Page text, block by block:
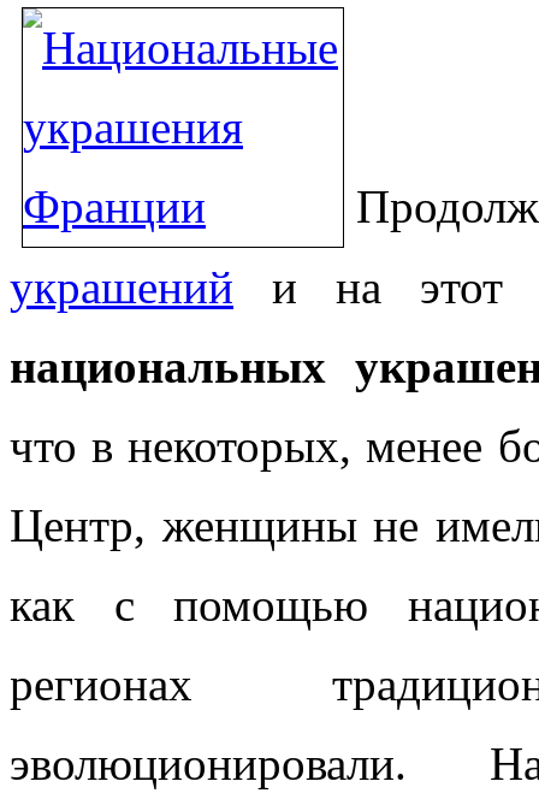
украшений и на этот
национальных
что в некоторых, менее
Центр, женщины не
как с помощью
регионах
эволюционировали.